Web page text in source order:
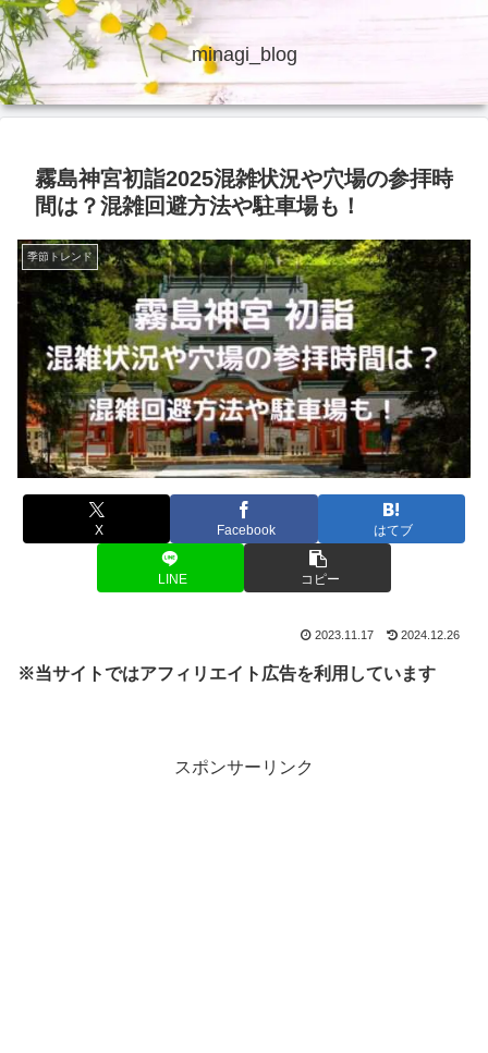
minagi_blog
霧島神宮初詣2025混雑状況や穴場の参拝時
間は？混雑回避方法や駐車場も！
季節トレンド
X Facebook はてブ
LINE コピー
2023.11.17 2024.12.26
※当サイトではアフィリエイト広告を利用しています
スポンサーリンク